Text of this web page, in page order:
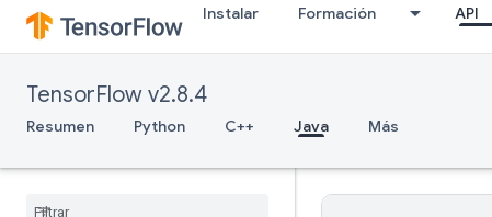
Instalar Formación API
TensorFlow v2.8.4
Resumen Python C++ Java Más
BoostedTreesSerializeEnsemble
BoostedTreesSparseAggregateSt
BoostedTreesSparseCalculateBestFeatureSplit
BoostedTreesTrainingPredict
BoostedTreesUpdateEnsembleV2